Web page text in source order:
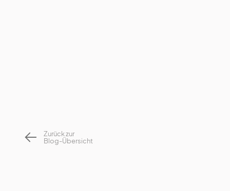
Zurück zur
Blog-Übersicht